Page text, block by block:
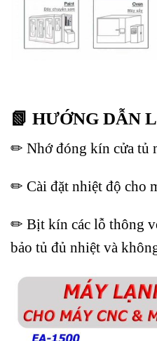
📗 HƯỚNG DẪN
✏ Nhớ đóng kín cửa tủ
✏ Cài đặt nhiệt độ cho
✏ Bịt kín các lỗ thông
bảo tủ đủ nhiệt và